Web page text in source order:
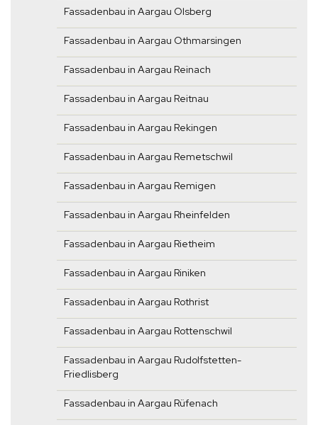
Fassadenbau in Aargau Olsberg
Fassadenbau in Aargau Othmarsingen
Fassadenbau in Aargau Reinach
Fassadenbau in Aargau Reitnau
Fassadenbau in Aargau Rekingen
Fassadenbau in Aargau Remetschwil
Fassadenbau in Aargau Remigen
Fassadenbau in Aargau Rheinfelden
Fassadenbau in Aargau Rietheim
Fassadenbau in Aargau Riniken
Fassadenbau in Aargau Rothrist
Fassadenbau in Aargau Rottenschwil
Fassadenbau in Aargau Rudolfstetten-
Friedlisberg
Fassadenbau in Aargau Rüfenach